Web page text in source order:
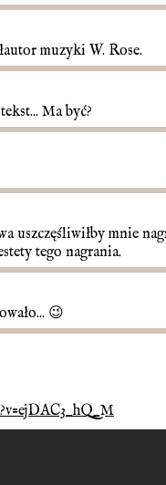
muzyki W. Rose.
Ma być?
uszczęśliwiłby mnie
tego nagrania.
😉